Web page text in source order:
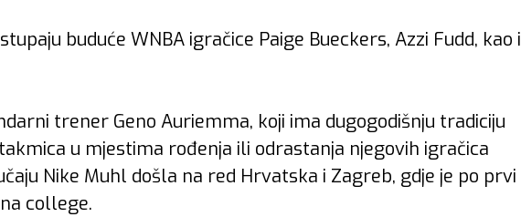
buduće WNBA igračice Paige Bueckers, Azzi Fudd, kao i
trener Geno Auriemma, koji ima dugogodišnju tradiciju
u mjestima rođenja ili odrastanja njegovih igračica
Nike Muhl došla na red Hrvatska i Zagreb, gdje je po prvi
college.